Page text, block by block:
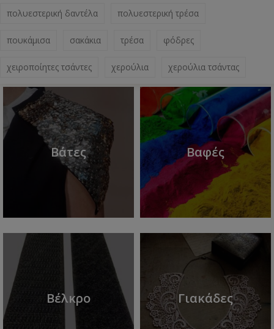
πολυεστερική δαντέλα πολυεστερική τρέσα
πουκάμισα σακάκια τρέσα φόδρες
χειροποίητες τσάντες χερούλια χερούλια τσάντας
Βάτες Βαφές
Βέλκρο Γιακάδες